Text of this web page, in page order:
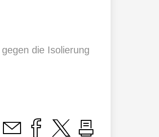
die Isolierung